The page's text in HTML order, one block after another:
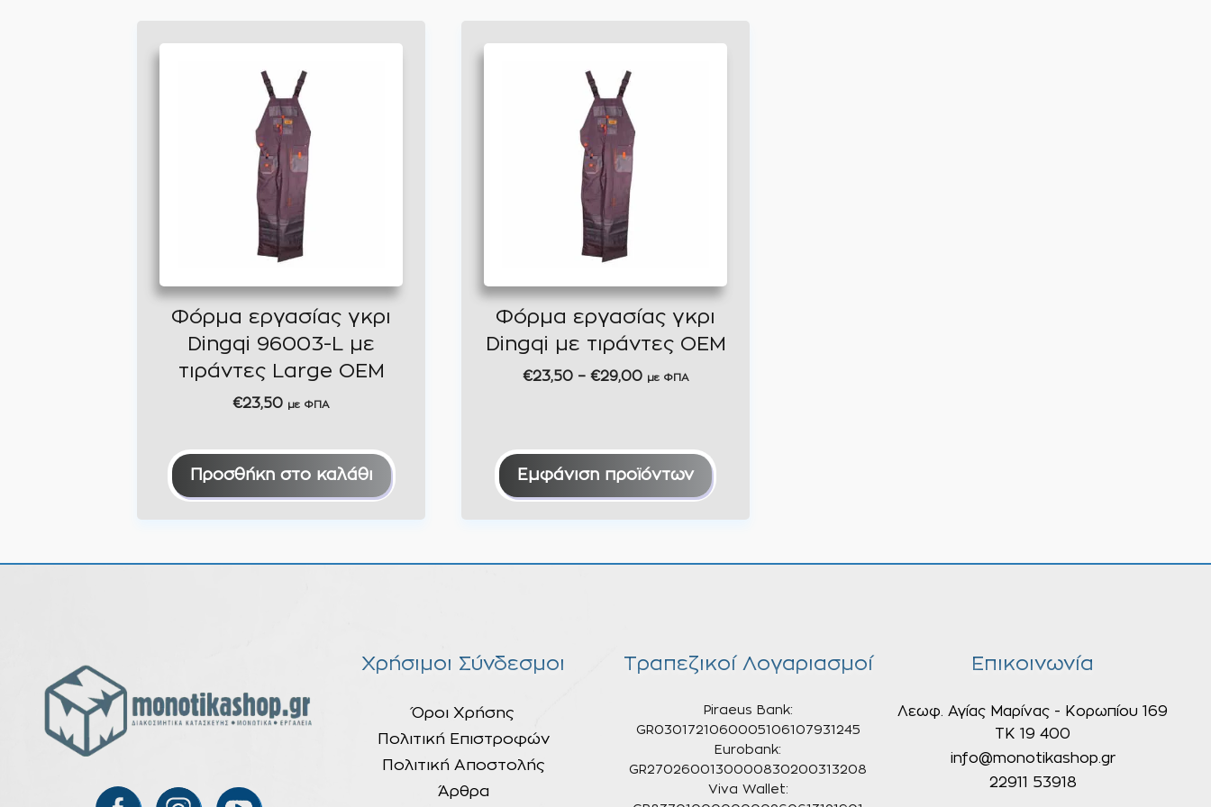
Φόρμα εργασίας γκρι
Dingqi 96003-L με
τιράντες Large OEM
€23,50 με ΦΠΑ
Προσθήκη στο καλάθι
Φόρμα εργασίας γκρι
Dingqi με τιράντες OEM
€23,50 – €29,00Price
με ΦΠΑ
Εμφάνιση προϊόντων
Χρήσιμοι Σύνδεσμοι
Όροι Χρήσης
Πολιτική Επιστροφών
Πολιτική Αποστολής
Άρθρα
Τραπεζικοί Λογαριασμοί
Piraeus Bank:
GR0301721060005106107931245
Eurobank:
GR2702600130000830200313208
Viva Wallet:
Επικοινωνία
Λεωφ. Αγίας Μαρίνας - Κορωπίου 169
ΤΚ 19 400
info@monotikashop.gr
22911 53918